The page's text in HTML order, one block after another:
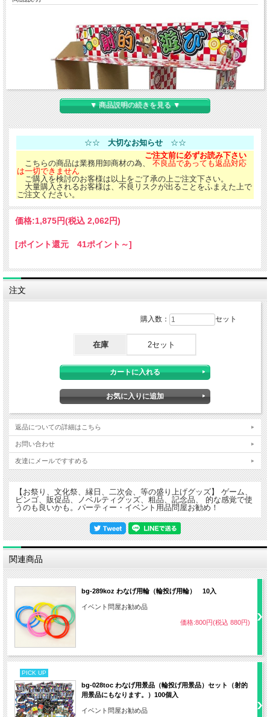
こちらの商品は、お客様の方で組み立てて頂く商品です。
■ ディスプレイサイズ（組み立てた時のサイズ）
幅 約７０ｃｍ、高さ 約５５ｃｍ、奥行 約３６ｃｍ。
■ セット内容
大型射的用ディスプレイ １個
吸盤ライフル ２個 （弾計２０発）
ダミーターゲット ５個
■ 景品をたくさん並べられる、４段×幅広仕様！！
■ ご注意！！
景品は別売りです。
■ お勧め射的用景品セット
射的おもちゃパック ２００個入
・たまて箱パック １００個
▼ 商品説明の続きを見る ▼
☆☆ 大切なお知らせ☆☆
ご注文前に必ずお読み下さい
こちらの商品は業務用卸商材の為、
不良品であっても返品対応
は一切できません
ご購入を検討のお客様は以上をご了承の上ご注文下さい。
大量購入されるお客様は、不良リスクが出ることをふまえた上で
ご注文ください。
価格:1,875円(税込 2,062円)
[ポイント還元 41ポイント～]
注文
購入数： セット
在庫 2セット
返品についての詳細はこちら
お問い合わせ
友達にメールですすめる
【お祭り、文化祭、縁日、二次会、等の盛り上げグッズ】 ゲーム、
ビンゴ、販促品、ノベルティグッズ、粗品、記念品、 的な感覚で使
うのも良いかも。パーティー・イベント用品問屋お勧め！
関連商品
bg-289koz わなげ用輪（輪投げ用輪） 10入
イベント問屋お勧め品
価格:800円(税込 880円)
PICK UP
bg-028toc わなげ用景品（輪投げ用景品）セット（射的
用景品にもなります。）100個入
イベント問屋お勧め品